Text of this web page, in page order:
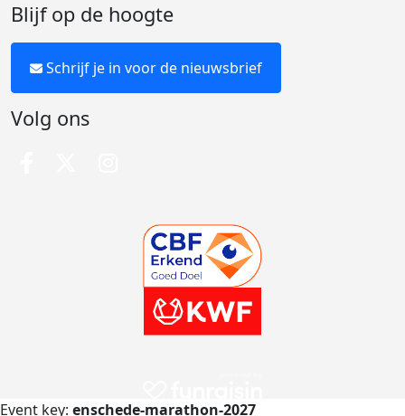
Blijf op de hoogte
Schrijf je in voor de nieuwsbrief
Volg ons
Event key: enschede-marathon-2027